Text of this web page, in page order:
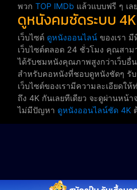
พวก TOP IMDb แล้วแบบฟรี ๆ เลย
ดูหนังคมชัดระบบ 4K
เว็บไซต์ ดูหนังออนไลน์ ของเรา
เว็บไซต์ตลอด 24 ชั่วโมง คุณสาม
ได้รับชมหนังคุณภาพสูงกว่าเว็บอื่
สำหรับคอหนังที่ชอบดูหนังชัดๆ รับ
เว็บไซต์ของเรามีความละเอียดใ
ถึง 4K กันเลยทีเดียว จะดูผ่านหน้
ไม่มีปัญหา ดูหนังออนไลน์ชัด 4K